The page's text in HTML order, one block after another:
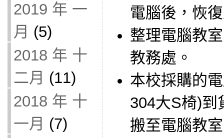
2019 年 一
月 (5)
2018 年 十
二月 (11)
2018 年 十
一月 (7)
電腦後，恢
整理電腦教
教務處。
本校採購的
304大S椅)到
搬至電腦教